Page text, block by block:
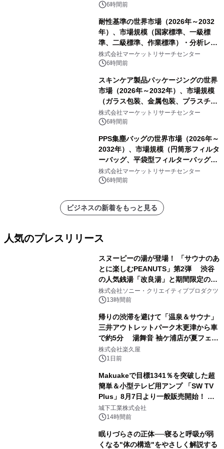
6時間前
耐性基準の世界市場（2026年～2032
年）、市場規模（国家標準、一級標
準、二級標準、作業標準）・分析レポ
ートを発表
株式会社マーケットリサーチセンター
6時間前
スキンケア製品パッケージングの世界
市場（2026年～2032年）、市場規模
（ガラス包装、金属包装、プラスチッ
ク包装、その他）・分析レポートを発
表
株式会社マーケットリサーチセンター
6時間前
PPS集塵バッグの世界市場（2026年～
2032年）、市場規模（円筒形フィルタ
ーバッグ、平袋型フィルターバッグ、
プリーツフィルターバッグ、その
他）・分析レポートを発表
株式会社マーケットリサーチセンター
6時間前
ビジネスの新着をもっと見る
人気のプレスリリース
スヌーピーの湯が登場！ 「サウナのあ
とに楽しむPEANUTS」第2弾 渋谷
の人気銭湯「改良湯」と期間限定のコ
ラボレーション サウナイキタイコラ
ボグッズも発売決定！
株式会社ソニー・クリエイティブプロダクツ
13時間前
帰りの渋滞を避けて「温泉＆サウナ」
三井アウトレットパーク木更津から車
で約5分 湯舞音 袖ケ浦店が夏フェア
メニューを提供
株式会社楽久屋
1日前
Makuakeで目標1341％を突破した超
簡単＆小型テレビ用アンプ 「SW TV
Plus」8月7日より一般販売開始！ ケ
ーブル1本つなぐだけ、テレビの音が
ぐっと豊かに
城下工業株式会社
14時間前
眠りづらさの正体──寝ると呼吸が弱
くなる"体の構造"をやさしく解説する